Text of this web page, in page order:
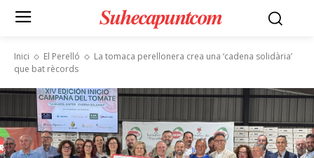
Suhecapuntcom
Inici El Perelló
La tomaca perellonera crea una ‘cadena solidària’
que bat rècords